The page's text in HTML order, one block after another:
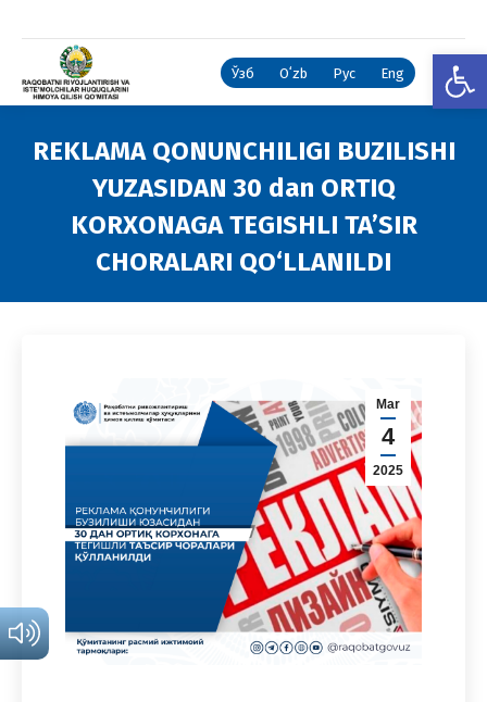
Ўзб Oʻzb Рус Eng
RЕKLAMA QONUNCHILIGI BUZILISHI
YUZASIDAN 30 dan ORTIQ
KORXONAGA TЕGISHLI TA’SIR
CHORALARI QO‘LLANILDI
Mar
4
2025